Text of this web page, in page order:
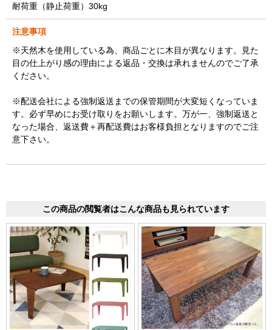
耐荷重（静止荷重）30kg
注意事項
※天然木を使用している為、商品ごとに木目が異なります。見た
目の仕上がり感の理由による返品・交換は承れませんのでご了承
ください。
※配送会社による強制返送までの保管期間が大変短くなっていま
す。必ず早めにお受け取りをお願いします。万が一、強制返送と
なった場合、返送費＋再配送費はお客様負担となりますのでご注
意下さい。
この商品の閲覧者はこんな商品も見られています